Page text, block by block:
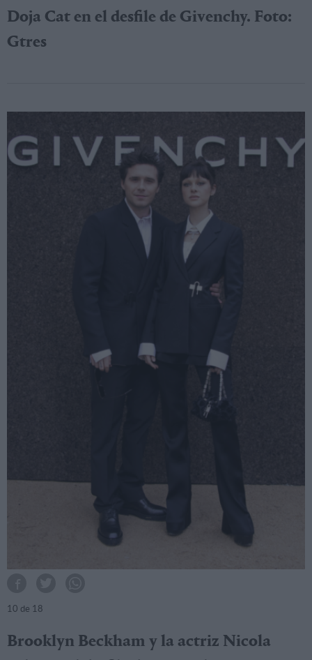
Doja Cat en el desfile de Givenchy. Foto:
Gtres
10 de 18
Brooklyn Beckham y la actriz Nicola